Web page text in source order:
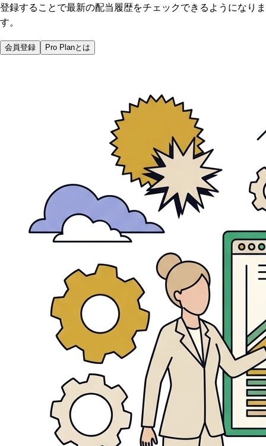
登録することで最新の配当履歴をチェックできるようになりま
す。
会員登録 Pro Planとは